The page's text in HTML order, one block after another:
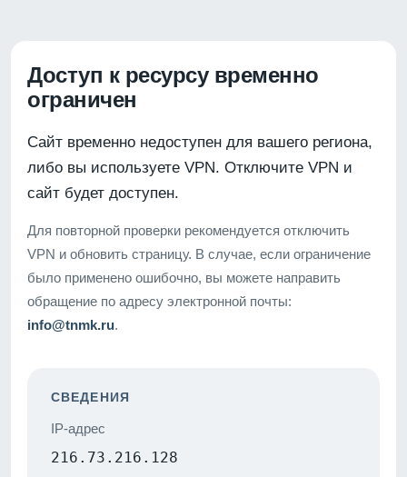
Доступ к ресурсу временно
ограничен
Сайт временно недоступен для вашего региона,
либо вы используете VPN. Отключите VPN и
сайт будет доступен.
Для повторной проверки рекомендуется отключить
VPN и обновить страницу. В случае, если ограничение
было применено ошибочно, вы можете направить
обращение по адресу электронной почты:
info@tnmk.ru.
СВЕДЕНИЯ
IP-адрес
216.73.216.128